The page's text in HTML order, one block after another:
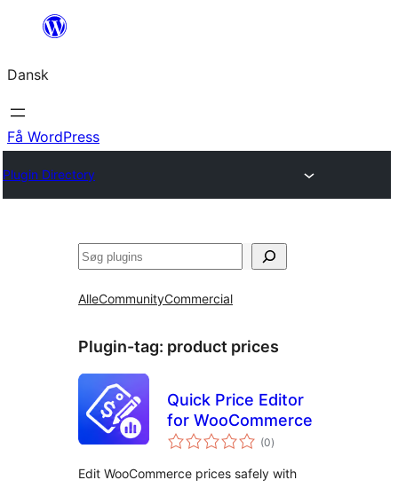
Spring
indhold
Dansk
Få WordPress
Plugin Directory
Søg
AlleCommunityCommercial
Plugin-tag: product prices
Quick Price Editor
for WooCommerce
(0totale
bedømmelser
)
Edit WooCommerce prices safely with